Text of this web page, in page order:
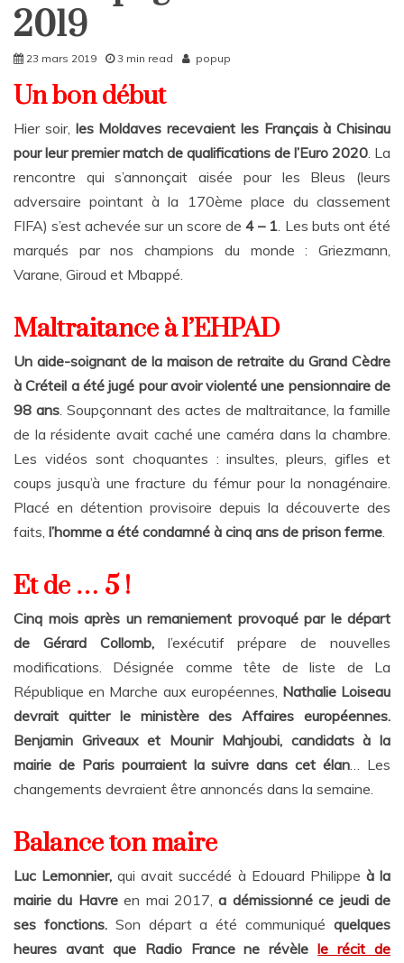
Rattrapages
Rattrapages
2019
23 mars 2019 3 min read popup
Un bon début
Hier soir, les Moldaves recevaient les Français à Chisinau
pour leur premier match de qualifications de l’Euro 2020. La
rencontre qui s’annonçait aisée pour les Bleus (leurs
adversaire pointant à la 170ème place du classement
FIFA) s’est achevée sur un score de4 – 1. Les buts ont été
marqués par nos champions du monde : Griezmann,
Varane, Giroud et Mbappé.
Maltraitance à l’EHPAD
Un aide-soignant de la maison de retraite du Grand Cèdre
à Créteil a été jugé pour avoir violenté une pensionnaire de
98 ans. Soupçonnant des actes de maltraitance, la famille
de la résidente avait caché une caméra dans la chambre.
Les vidéos sont choquantes : insultes, pleurs, gifles et
coups jusqu’à une fracture du fémur pour la nonagénaire.
Placé en détention provisoire depuis la découverte des
faits, l’homme a été condamné à cinq ans de prison ferme.
Et de … 5 !
Cinq mois après un remaniement provoqué par le départ
de Gérard Collomb,l’exécutif prépare de nouvelles
modifications. Désignée comme tête de liste de La
République en Marche aux européennes, Nathalie Loiseau
devrait quitter le ministère des Affaires européennes.
Benjamin Griveaux et Mounir Mahjoubi, candidats à la
mairie de Paris pourraient la suivre dans cet élan… Les
changements devraient être annoncés dans la semaine.
Balance ton maire
Luc Lemonnier, qui avait succédé à Edouard Philippe à la
mairie du Havreen mai 2017, a démissionné ce jeudi de
ses fonctions.Son départ a été communiquéquelques
heures avant que Radio France ne révèlele récit de